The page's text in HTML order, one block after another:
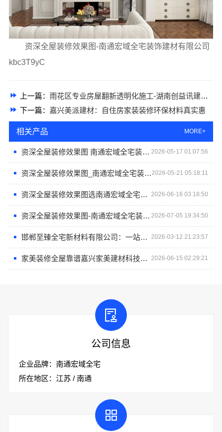
资深全屋装修效果图-南通宏域全宅装饰建材有限公司
kbc3T9yC
上一篇： 雨花区专业房屋翻新透明化施工-湖南创益讯建筑有限公司
下一篇： 嘉兴美派建材：自住房家装装修环保材料真实惠
相关产品 MORE+
资深全屋装修效果图 南通宏域全宅装饰建材 2026-05-17 01:07:56
资深全屋装修效果图_南通宏域全宅装饰建材2026-05-21 05:18:11
资深全屋装修效果图选南通宏域全宅装饰建材有限公司 2026-06-16 03:18:50
资深全屋装修效果图-南通宏域全宅装饰建材有限公司 2026-07-05 19:34:50
邯郸至臻全宅新材料有限公司：一站式全宅解决方案 2026-03-12 21:23:57
家美装修全屋靠谱嘉兴家美建材科技有限公司一站式服务 2026-06-15 02:29:21
公司信息
企业品牌：南通宏域全宅
所在地区：江苏 / 南通